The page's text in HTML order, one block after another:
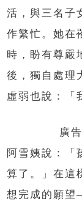
活，與三名子
作繁忙。她在
時，盼有尊嚴
後，獨自處理
虛弱也說：「
廣
阿雪姨說：「
算了。」在這
想完成的願望